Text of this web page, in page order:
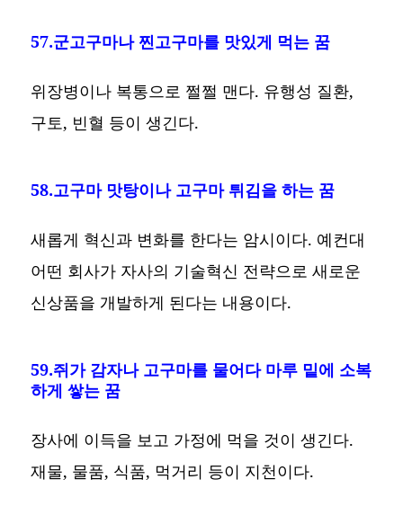
57.군고구마나 찐고구마를 맛있게 먹는 꿈
위장병이나 복통으로 쩔쩔 맨다. 유행성 질환,
구토, 빈혈 등이 생긴다.
58.고구마 맛탕이나 고구마 튀김을 하는 꿈
새롭게 혁신과 변화를 한다는 암시이다. 예컨대
어떤 회사가 자사의 기술혁신 전략으로 새로운
신상품을 개발하게 된다는 내용이다.
59.쥐가 감자나 고구마를 물어다 마루 밑에 소복
하게 쌓는 꿈
장사에 이득을 보고 가정에 먹을 것이 생긴다.
재물, 물품, 식품, 먹거리 등이 지천이다.